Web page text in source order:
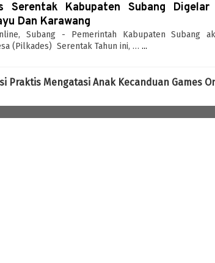
Serentak Kabupaten Subang
Dan Karawang
Subang - Pemerintah Kabupaten Subang
(Pilkades) Serentak Tahun ini, … ...
Praktis Mengatasi Anak Kecanduan Games